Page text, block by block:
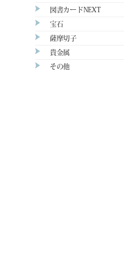
図書カードNEXT
宝石
薩摩切子
貴金属
その他